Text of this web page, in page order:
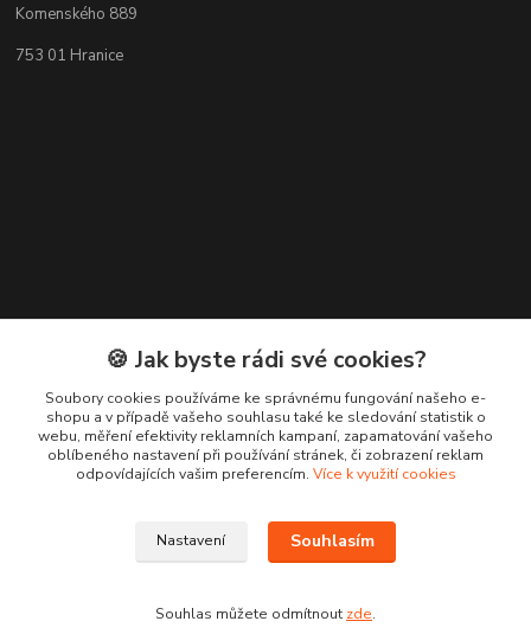
Komenského 889
753 01 Hranice
Kontakty
+420 776 619 833
🍪 Jak byste rádi své cookies?
Soubory cookies používáme ke správnému fungování našeho e-
shopu a v případě vašeho souhlasu také ke sledování statistik o
webu, měření efektivity reklamních kampaní, zapamatování vašeho
oblíbeného nastavení při používání stránek, či zobrazení reklam
odpovídajících vašim preferencím. Více k využití cookies
Nastavení Souhlasím
Souhlas můžete odmítnout zde.